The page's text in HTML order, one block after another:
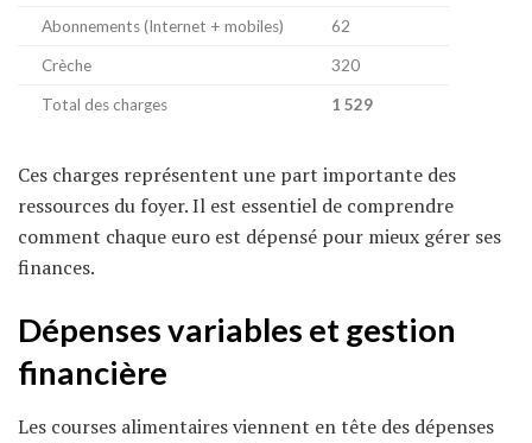
Abonnements (Internet + mobiles) 62
Crèche 320
Total des charges 1 529
Ces charges représentent une part importante des
ressources du foyer. Il est essentiel de comprendre
comment chaque euro est dépensé pour mieux gérer ses
finances.
Dépenses variables et gestion
financière
Les courses alimentaires viennent en tête des dépenses